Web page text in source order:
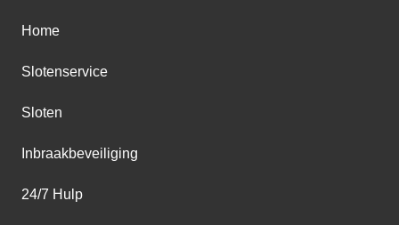
Home
Slotenservice
Sloten
Inbraakbeveiliging
24/7 Hulp